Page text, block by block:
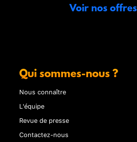
Voir nos offres
Qui sommes-nous ?
Nous connaître
L'équipe
Revue de presse
Contactez-nous